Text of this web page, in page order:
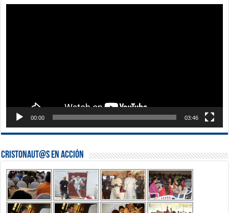
00:00 03:46
Cristonaut@s en Acción